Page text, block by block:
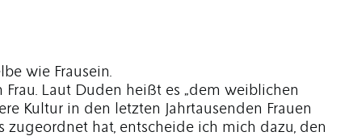
wie Frausein.
Laut Duden heißt es „dem weiblichen
Kultur in den letzten Jahrtausenden Frauen
zugeordnet hat, entscheide ich mich dazu, den